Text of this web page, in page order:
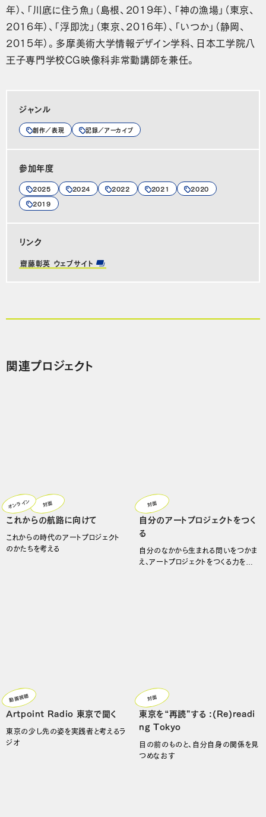
年）、「川底に住う魚」（島根、2019年）、「神の漁場」（東京、
2016年）、「浮即沈」（東京、2016年）、「いつか」（静岡、
2015年）。多摩美術大学情報デザイン学科、日本工学院八
王子専門学校CG映像科非常勤講師を兼任。
ジャンル
創作／表現 記録／アーカイブ
参加年度
2025 2024 2022 2021
2020
2019
リンク
齋藤彰英 ウェブサイト
関連プロジェクト
これからの航路に向けて
これからの時代のアートプロジェクト
のかたちを考える
オンライン 対面
自分のアートプロジェクトをつく
る
自分のなかから生まれる問いをつかま
え、アートプロジェクトをつくる力を身
対面
Artpoint Radio 東京で聞く
東京の少し先の姿を実践者と考えるラ
ジオ
動画視聴
東京を“再読”する :(Re)readi
ng Tokyo
目の前のものと、自分自身の関係を見
つめなおす
対面